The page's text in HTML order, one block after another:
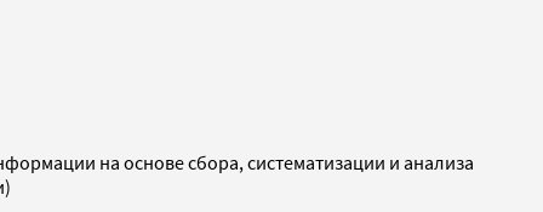
на основе сбора, систематизации и анализа